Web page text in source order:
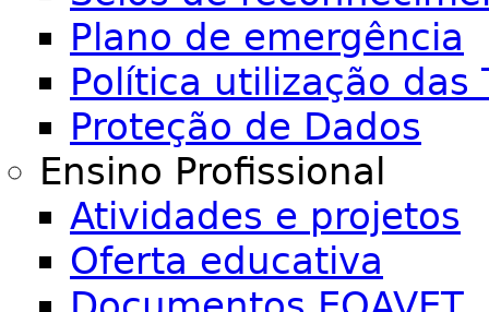
Plano de emergência
Política utilização das
Proteção de Dados
Ensino Profissional
Atividades e projetos
Oferta educativa